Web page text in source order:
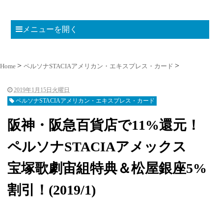
メニューを開く
Home ペルソナSTACIAアメリカン・エキスプレス・カード
2019年1月15日火曜日
ペルソナSTACIAアメリカン・エキスプレス・カード
阪神・阪急百貨店で11%還元！
ペルソナSTACIAアメックス
宝塚歌劇宙組特典＆松屋銀座5%
割引！(2019/1)